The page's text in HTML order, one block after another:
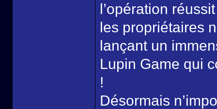
l’opération
les propriétaires
lançant un
Lupin Game qui
!
Désormais